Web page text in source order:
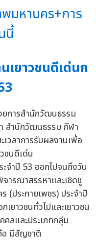
พมหานคร+การ
นี้
เยาวชนดีเด่นก
การสำนักวัฒนธรรม
สำนักวัฒนธรรม กีฬา
เวลาการรับผลงานเพื่อ
ชนดีเด่น
จำปี 53 ออกไปจนถึงวัน
ารณาสรรหาและเชิดชู
(ประกายเพชร) ประจำปี
ยาวชนทั่วไปและเยาวชน
คลและประเภทกลุ่ม
อ มีสัญชาติ